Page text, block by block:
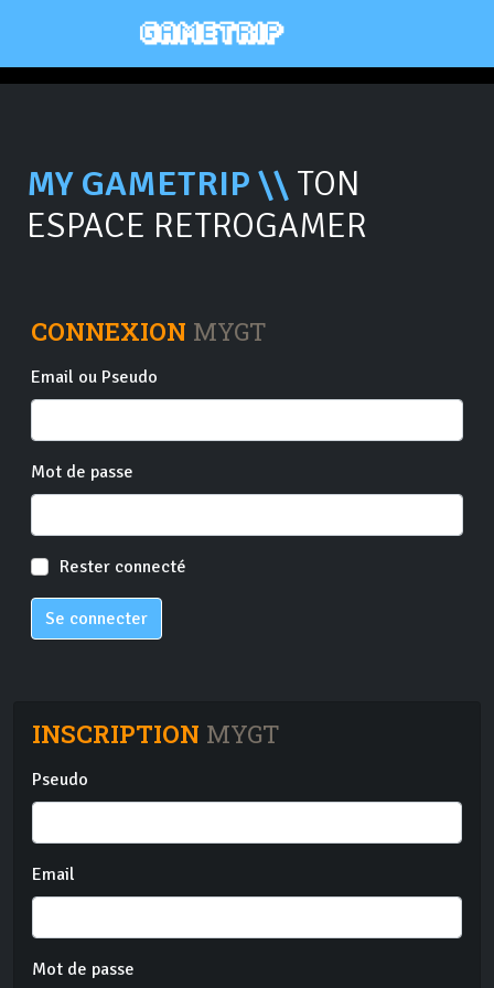
MY GAMETRIP \\ TON
ESPACE RETROGAMER
CONNEXION MYGT
Email ou Pseudo
Mot de passe
Rester connecté
Se connecter
INSCRIPTION MYGT
Pseudo
Email
Mot de passe